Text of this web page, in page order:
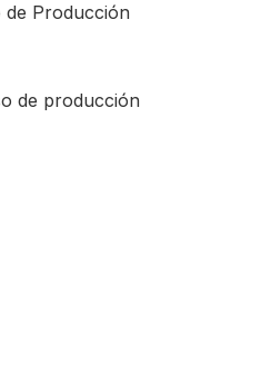
Producción
de producción